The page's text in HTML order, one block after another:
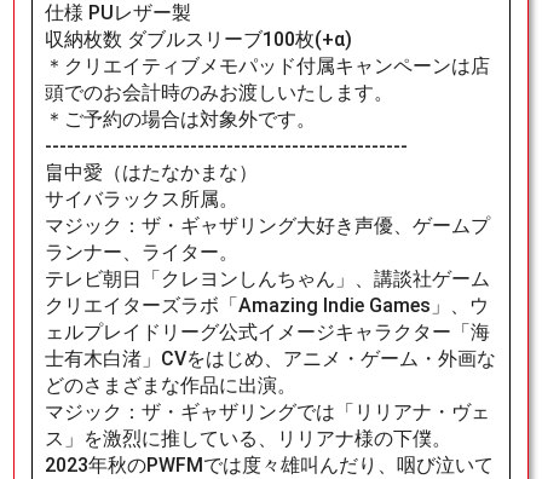
仕様 PUレザー製
収納枚数 ダブルスリーブ100枚(+α)
＊クリエイティブメモパッド付属キャンペーンは店
頭でのお会計時のみお渡しいたします。
＊ご予約の場合は対象外です。
--------------------------------------------------
畠中愛（はたなかまな）
サイバラックス所属。
マジック：ザ・ギャザリング大好き声優、ゲームプ
ランナー、ライター。
テレビ朝日「クレヨンしんちゃん」、講談社ゲーム
クリエイターズラボ「Amazing Indie Games」、ウ
ェルプレイドリーグ公式イメージキャラクター「海
士有木白渚」CVをはじめ、アニメ・ゲーム・外画な
どのさまざまな作品に出演。
マジック：ザ・ギャザリングでは「リリアナ・ヴェ
ス」を激烈に推している、リリアナ様の下僕。
2023年秋のPWFMでは度々雄叫んだり、咽び泣いて